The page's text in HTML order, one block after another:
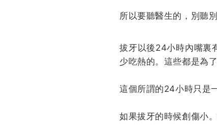
所以要聽醫生的，別聽別
拔牙以後24小時內嘴裏
少吃熱的。這些都是為
這個所謂的24小時只是
如果拔牙的時候創傷小